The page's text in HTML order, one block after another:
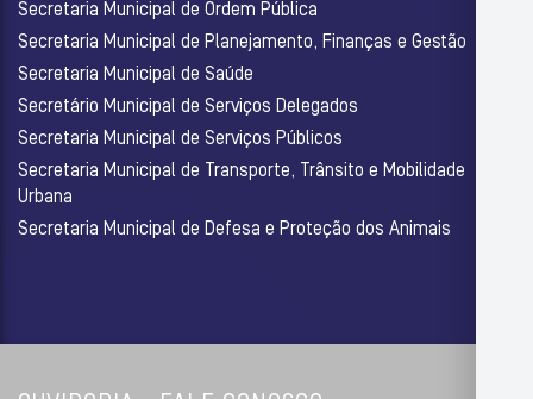
Secretaria Municipal de Ordem Pública
Secretaria Municipal de Planejamento, Finanças e Gestão
Secretaria Municipal de Saúde
Secretário Municipal de Serviços Delegados
Secretaria Municipal de Serviços Públicos
Secretaria Municipal de Transporte, Trânsito e Mobilidade
Urbana
Secretaria Municipal de Defesa e Proteção dos Animais